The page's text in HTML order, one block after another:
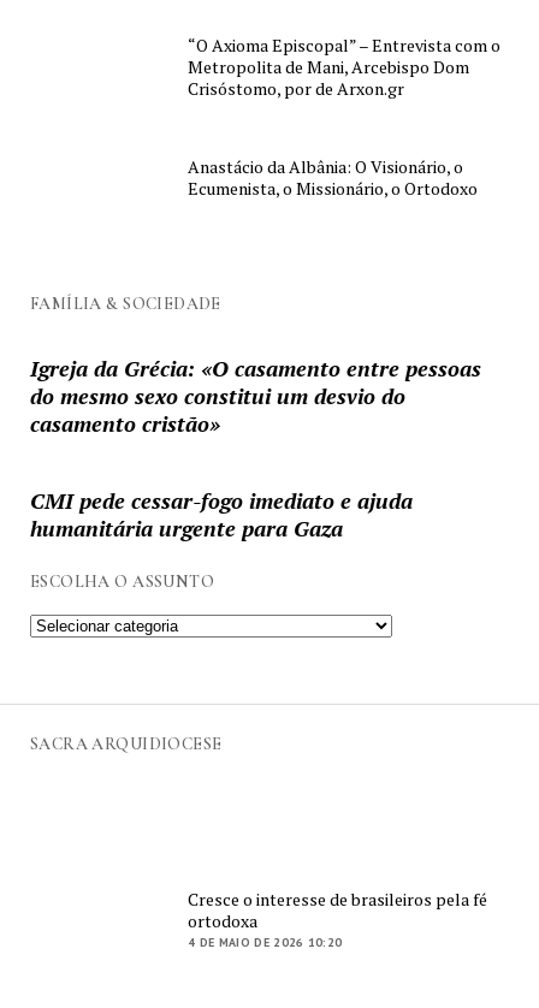
“O Axioma Episcopal” – Entrevista com o
Metropolita de Mani, Arcebispo Dom
Crisóstomo, por de Arxon.gr
Anastácio da Albânia: O Visionário, o
Ecumenista, o Missionário, o Ortodoxo
FAMÍLIA & SOCIEDADE
Igreja da Grécia: «O casamento entre pessoas
do mesmo sexo constitui um desvio do
casamento cristão»
CMI pede cessar-fogo imediato e ajuda
humanitária urgente para Gaza
ESCOLHA O ASSUNTO
SACRA ARQUIDIOCESE
Cresce o interesse de brasileiros pela fé
ortodoxa
4 DE MAIO DE 2026 10:20